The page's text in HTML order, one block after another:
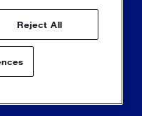
(EN)
Reject All